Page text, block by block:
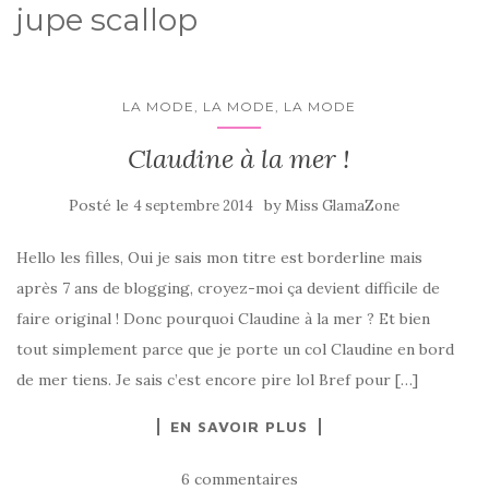
jupe scallop
LA MODE, LA MODE, LA MODE
Claudine à la mer !
Posté le 4 septembre 2014 by Miss GlamaZone
Hello les filles, Oui je sais mon titre est borderline mais
après 7 ans de blogging, croyez-moi ça devient difficile de
faire original ! Donc pourquoi Claudine à la mer ? Et bien
tout simplement parce que je porte un col Claudine en bord
de mer tiens. Je sais c’est encore pire lol Bref pour […]
EN SAVOIR PLUS
6 commentaires